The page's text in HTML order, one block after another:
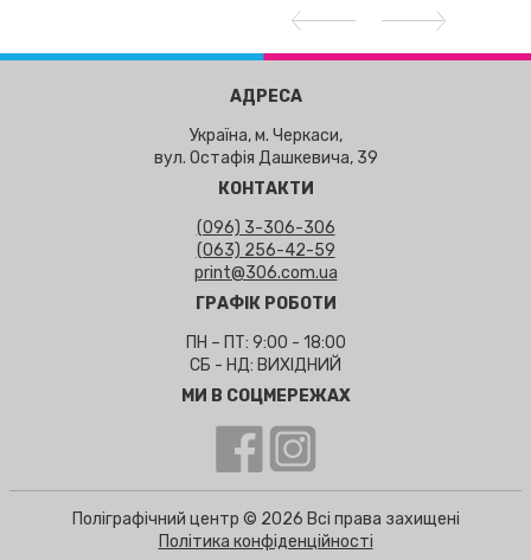
АДРЕСА
Україна, м. Черкаси,
вул. Остафія Дашкевича, 39
КОНТАКТИ
(096) 3-306-306
(063) 256-42-59
print@306.com.ua
ГРАФІК РОБОТИ
ПН – ПТ: 9:00 - 18:00
СБ - НД: ВИХІДНИЙ
МИ В СОЦМЕРЕЖАХ
Поліграфічний центр © 2026 Всі права захищені
Політика конфіденційності